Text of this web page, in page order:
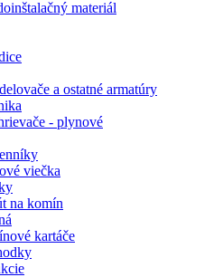
materiál
a ostatné armatúry
- plynové
viečka
na komín
kartáče